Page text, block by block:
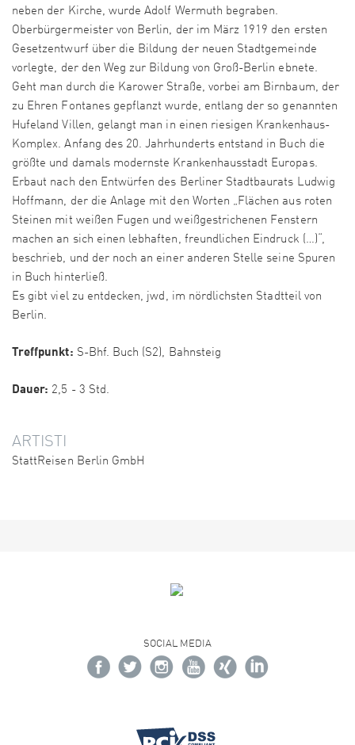
neben der Kirche, wurde Adolf Wermuth begraben.
Oberbürgermeister von Berlin, der im März 1919 den ersten
Gesetzentwurf über die Bildung der neuen Stadtgemeinde
vorlegte, der den Weg zur Bildung von Groß-Berlin ebnete.
Geht man durch die Karower Straße, vorbei am Birnbaum, der
zu Ehren Fontanes gepflanzt wurde, entlang der so genannten
Hufeland Villen, gelangt man in einen riesigen Krankenhaus-
Komplex. Anfang des 20. Jahrhunderts entstand in Buch die
größte und damals modernste Krankenhausstadt Europas.
Erbaut nach den Entwürfen des Berliner Stadtbaurats Ludwig
Hoffmann, der die Anlage mit den Worten „Flächen aus roten
Steinen mit weißen Fugen und weißgestrichenen Fenstern
machen an sich einen lebhaften, freundlichen Eindruck (…)“,
beschrieb, und der noch an einer anderen Stelle seine Spuren
in Buch hinterließ.
Es gibt viel zu entdecken, jwd, im nördlichsten Stadtteil von
Berlin.
Treffpunkt: S-Bhf. Buch (S2), Bahnsteig
Dauer: 2,5 - 3 Std.
ARTISTI
StattReisen Berlin GmbH
SOCIAL MEDIA